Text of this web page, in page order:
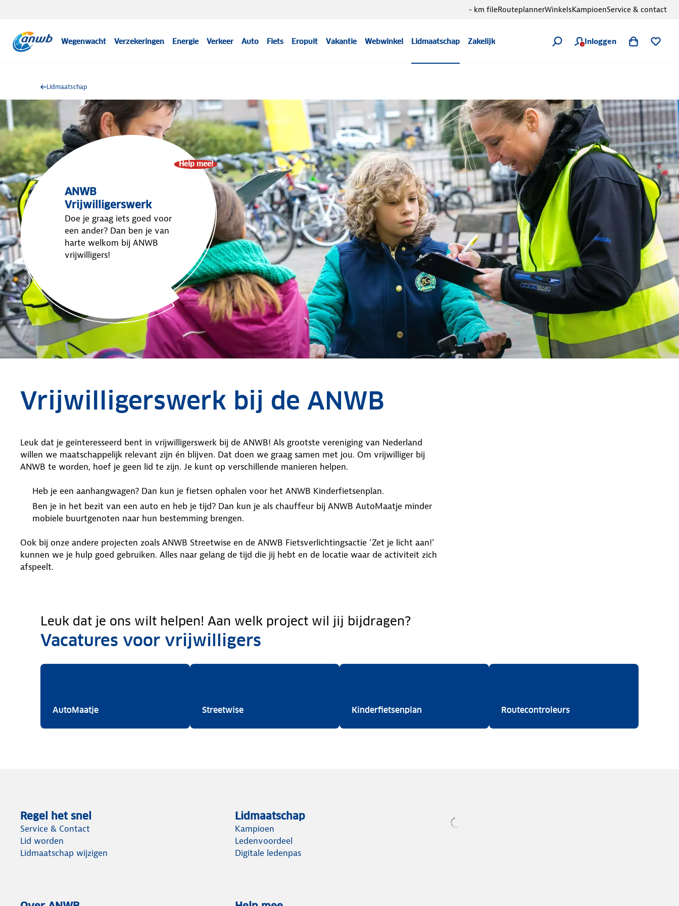
Wegenwacht Verzekeringen Energie Verkeer Auto Fiets Eropuit Vakantie Webwinkel Lidmaatschap Zakelijk Inloggen
- km fileRouteplannerWinkelsKampioenService & contact
Lidmaatschap
Help mee!
ANWB
Vrijwilligerswerk
Doe je graag iets goed voor
een ander? Dan ben je van
harte welkom bij ANWB
vrijwilligers!
Vrijwilligerswerk bij de ANWB
Leuk dat je geïnteresseerd bent in vrijwilligerswerk bij de ANWB! Als grootste vereniging van Nederland
willen we maatschappelijk relevant zijn én blijven. Dat doen we graag samen met jou. Om vrijwilliger bij
ANWB te worden, hoef je geen lid te zijn. Je kunt op verschillende manieren helpen.
Heb je een aanhangwagen? Dan kun je fietsen ophalen voor het ANWB Kinderfietsenplan.
Ben je in het bezit van een auto en heb je tijd? Dan kun je als chauffeur bij ANWB AutoMaatje minder
mobiele buurtgenoten naar hun bestemming brengen.
Ook bij onze andere projecten zoals ANWB Streetwise en de ANWB Fietsverlichtingsactie ‘Zet je licht aan!’
kunnen we je hulp goed gebruiken. Alles naar gelang de tijd die jij hebt en de locatie waar de activiteit zich
afspeelt.
Leuk dat je ons wilt helpen! Aan welk project wil jij bijdragen?
Vacatures voor vrijwilligers
AutoMaatjeAutoMaatje StreetwiseStreetwise Kinderfietsenplan RoutecontroleursRoutecontroleurs
Regel het snel
Service & Contact
Lid worden
Lidmaatschap wijzigen
Lidmaatschap
Kampioen
Ledenvoordeel
Digitale ledenpas